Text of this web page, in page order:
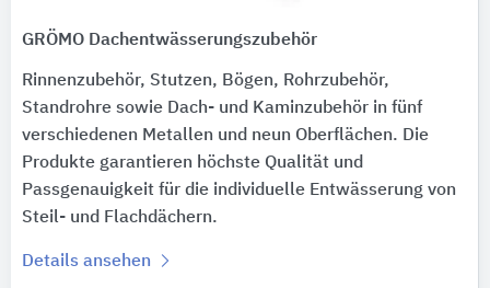
GRÖMO Dachentwässerungszubehör
Rinnenzubehör, Stutzen, Bögen, Rohrzubehör,
Standrohre sowie Dach- und Kaminzubehör in fünf
verschiedenen Metallen und neun Oberflächen. Die
Produkte garantieren höchste Qualität und
Passgenauigkeit für die individuelle Entwässerung von
Steil- und Flachdächern.
Details ansehen